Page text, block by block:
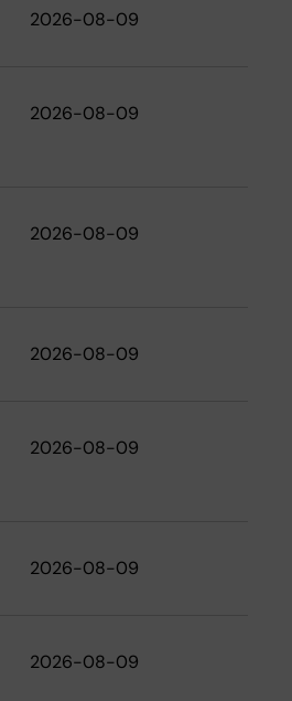
2026-08-09
2026-08-09
2026-08-09
2026-08-09
2026-08-09
2026-08-09
2026-08-09